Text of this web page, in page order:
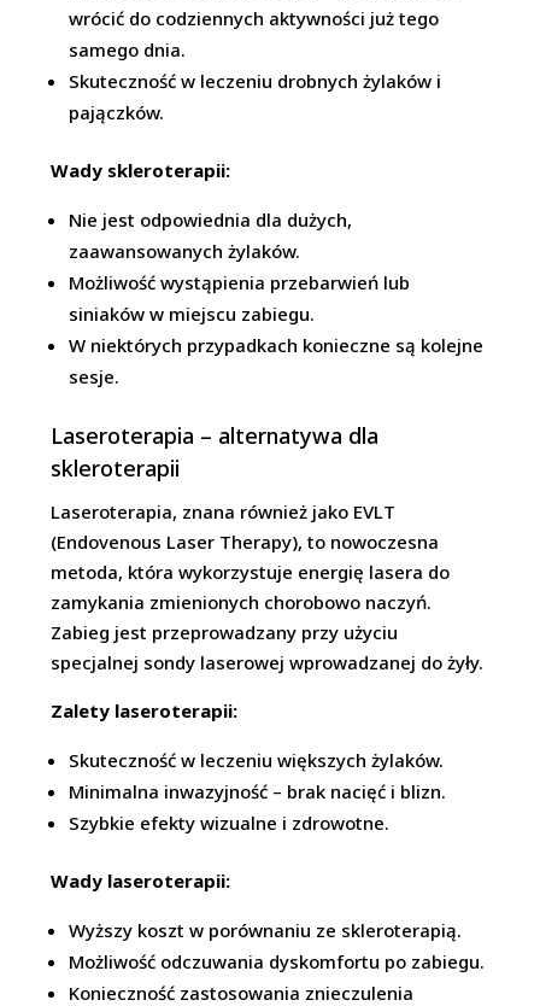
wrócić do codziennych aktywności już tego
samego dnia.
Skuteczność w leczeniu drobnych żylaków i
pajączków.
Wady skleroterapii:
Nie jest odpowiednia dla dużych,
zaawansowanych żylaków.
Możliwość wystąpienia przebarwień lub
siniaków w miejscu zabiegu.
W niektórych przypadkach konieczne są kolejne
sesje.
Laseroterapia – alternatywa dla
skleroterapii
Laseroterapia, znana również jako EVLT
(Endovenous Laser Therapy), to nowoczesna
metoda, która wykorzystuje energię lasera do
zamykania zmienionych chorobowo naczyń.
Zabieg jest przeprowadzany przy użyciu
specjalnej sondy laserowej wprowadzanej do żyły.
Zalety laseroterapii:
Skuteczność w leczeniu większych żylaków.
Minimalna inwazyjność – brak nacięć i blizn.
Szybkie efekty wizualne i zdrowotne.
Wady laseroterapii:
Wyższy koszt w porównaniu ze skleroterapią.
Możliwość odczuwania dyskomfortu po zabiegu.
Konieczność zastosowania znieczulenia